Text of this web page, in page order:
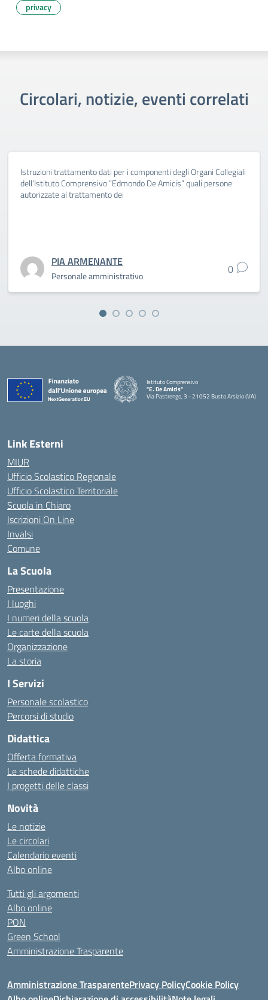
privacy
Circolari, notizie, eventi correlati
Istruzioni trattamento dati per i componenti degli Organi Collegiali
dell’Istituto Comprensivo “Edmondo De Amicis” quali persone
autorizzate al trattamento dei
PIA ARMENANTE
Personale amministrativo 0
Istituto Comprensivo
"E. De Amicis"
Via Pastrengo, 3 - 21052 Busto Arsizio (VA)
Link Esterni
MIUR
Ufficio Scolastico Regionale
Ufficio Scolastico Territoriale
Scuola in Chiaro
Iscrizioni On Line
Invalsi
Comune
La Scuola
Presentazione
I luoghi
I numeri della scuola
Le carte della scuola
Organizzazione
La storia
I Servizi
Personale scolastico
Percorsi di studio
Didattica
Offerta formativa
Le schede didattiche
I progetti delle classi
Novità
Le notizie
Le circolari
Calendario eventi
Albo online
Tutti gli argomenti
Albo online
PON
Green School
Amministrazione Trasparente
Amministrazione TrasparentePrivacy PolicyCookie Policy